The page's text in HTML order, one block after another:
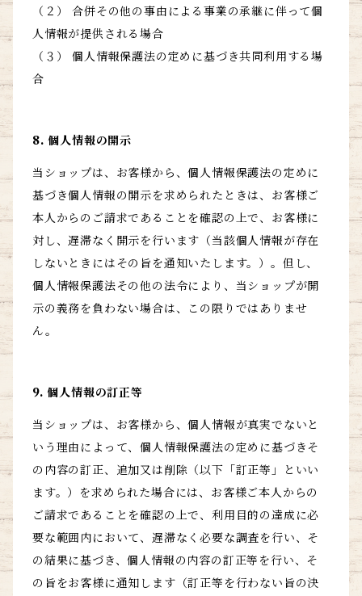
（２） 合併その他の事由による事業の承継に伴って個
人情報が提供される場合
（３） 個人情報保護法の定めに基づき共同利用する場
合
8. 個人情報の開示
当ショップは、お客様から、個人情報保護法の定めに
基づき個人情報の開示を求められたときは、お客様ご
本人からのご請求であることを確認の上で、お客様に
対し、遅滞なく開示を行います（当該個人情報が存在
しないときにはその旨を通知いたします。）。但し、
個人情報保護法その他の法令により、当ショップが開
示の義務を負わない場合は、この限りではありませ
ん。
9. 個人情報の訂正等
当ショップは、お客様から、個人情報が真実でないと
いう理由によって、個人情報保護法の定めに基づきそ
の内容の訂正、追加又は削除（以下「訂正等」といい
ます。）を求められた場合には、お客様ご本人からの
ご請求であることを確認の上で、利用目的の達成に必
要な範囲内において、遅滞なく必要な調査を行い、そ
の結果に基づき、個人情報の内容の訂正等を行い、そ
の旨をお客様に通知します（訂正等を行わない旨の決